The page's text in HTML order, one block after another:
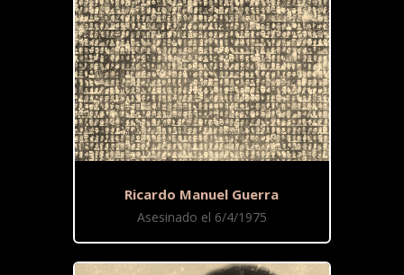
Ricardo Manuel Guerra
Asesinado el 6/4/1975